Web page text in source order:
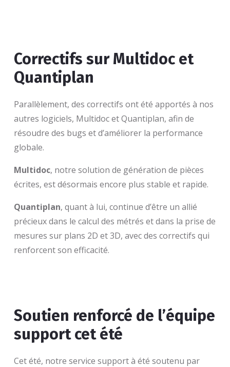
Correctifs sur Multidoc et
Quantiplan
Parallèlement, des correctifs ont été apportés à nos
autres logiciels, Multidoc et Quantiplan, afin de
résoudre des bugs et d’améliorer la performance
globale.
Multidoc, notre solution de génération de pièces
écrites, est désormais encore plus stable et rapide.
Quantiplan, quant à lui, continue d’être un allié
précieux dans le calcul des métrés et dans la prise de
mesures sur plans 2D et 3D, avec des correctifs qui
renforcent son efficacité.
Soutien renforcé de l’équipe
support cet été
Cet été, notre service support à été soutenu par